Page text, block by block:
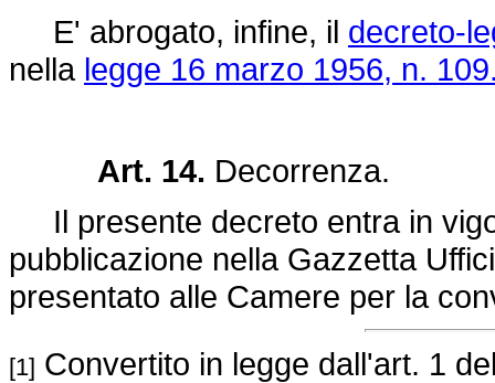
E' abrogato, infine, il decreto-
nella legge 16 marzo 1956, n.
Art. 14. Decorrenza.
Il presente decreto entra in
pubblicazione nella Gazzetta
presentato alle Camere per la
[1] Convertito in legge dall'art. 1